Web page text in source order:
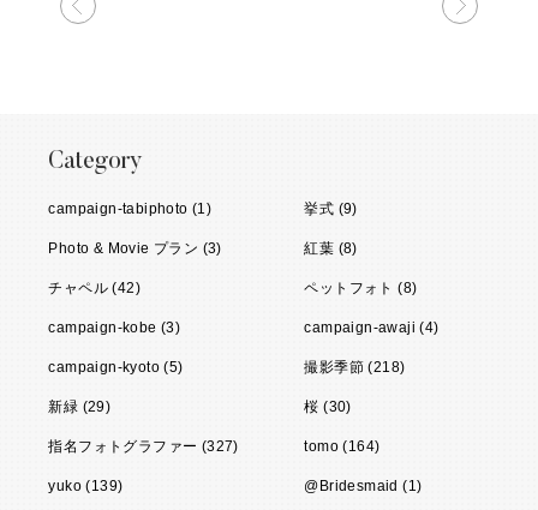
Category
campaign-tabiphoto (1) 挙式 (9)
Photo & Movie プラン (3) 紅葉 (8)
チャペル (42) ペットフォト (8)
campaign-kobe (3) campaign-awaji (4)
campaign-kyoto (5) 撮影季節 (218)
新緑 (29) 桜 (30)
指名フォトグラファー (327) tomo (164)
yuko (139) @Bridesmaid (1)